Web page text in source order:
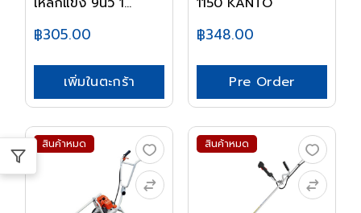
฿305.00
เพิ่มในตะกร้า
฿348.00
Pre Order
สินค้าหมด สินค้าหมด